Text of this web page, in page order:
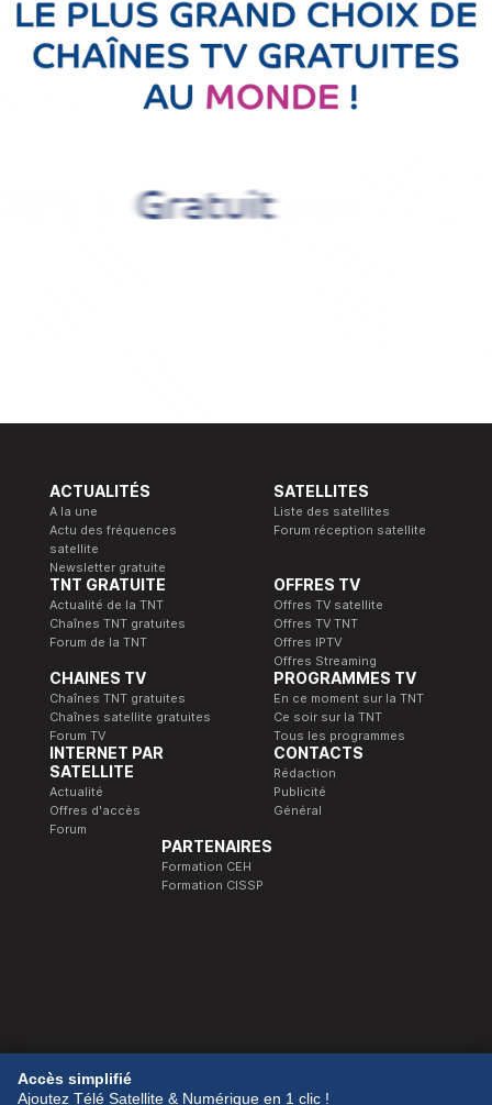
ACTUALITÉS
A la une
Actu des fréquences
satellite
Newsletter gratuite
SATELLITES
Liste des satellites
Forum réception satellite
TNT GRATUITE
Actualité de la TNT
Chaînes TNT gratuites
Forum de la TNT
OFFRES TV
Offres TV satellite
Offres TV TNT
Offres IPTV
Offres Streaming
CHAINES TV
Chaînes TNT gratuites
Chaînes satellite gratuites
Forum TV
PROGRAMMES TV
En ce moment sur la TNT
Ce soir sur la TNT
Tous les programmes
INTERNET PAR
SATELLITE
Actualité
Offres d'accès
Forum
CONTACTS
Rédaction
Publicité
Général
PARTENAIRES
Formation CEH
Formation CISSP
© 1989-2026 Télé Satellite et Numérique.
Accès simplifié
Ajoutez Télé Satellite & Numérique en 1 clic !